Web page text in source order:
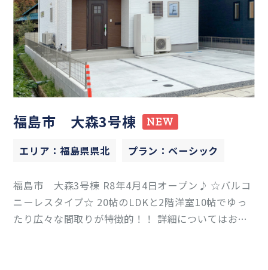
福島市 大森3号棟 NEW
エリア：福島県県北 プラン：ベーシック
福島市 大森3号棟 R8年4月4日オープン♪ ☆バルコ
ニーレスタイプ☆ 20帖のLDKと2階洋室10帖でゆっ
たり広々な間取りが特徴的！！ 詳細についてはお気